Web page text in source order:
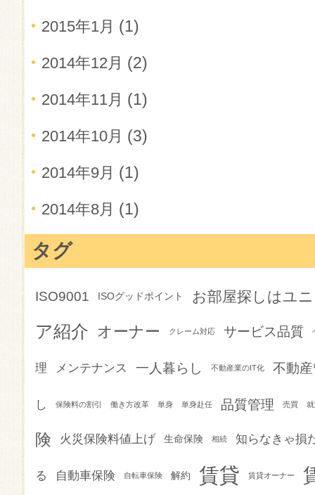
2015年1月 (1)
2014年12月 (2)
2014年11月 (1)
2014年10月 (3)
2014年9月 (1)
2014年8月 (1)
タグ
ISO9001 ISOグッドポイント お部屋探しはユ
ア紹介 オーナー クレーム対応 サービス品質
理 メンテナンス 一人暮らし 不動産業のIT化 不動
し 保険料の割引 働き方改革 単身 単身赴任 品質管理 売買
険 火災保険料値上げ 生命保険 相続 知らなきゃ損
る 自動車保険 自転車保険 解約 賃貸 賃貸オーナー